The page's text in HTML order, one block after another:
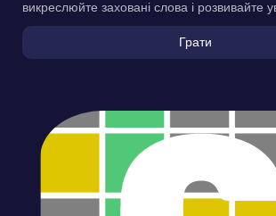
викреслюйте заховані слова і розвивайте
Грати